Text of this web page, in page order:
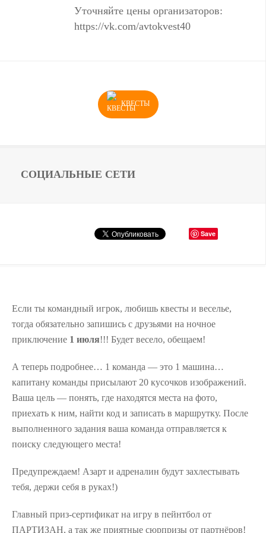
Уточняйте цены организаторов:
https://vk.com/avtokvest40
КВЕСТЫ
СОЦИАЛЬНЫЕ СЕТИ
Save
Если ты командный игрок, любишь квесты и веселье,
тогда обязательно запишись с друзьями на ночное
приключение 1 июля!!! Будет весело, обещаем!
А теперь подробнее… 1 команда — это 1 машина…
капитану команды присылают 20 кусочков изображений.
Ваша цель — понять, где находятся места на фото,
приехать к ним, найти код и записать в маршрутку. После
выполненного задания ваша команда отправляется к
поиску следующего места!
Предупреждаем! Азарт и адреналин будут захлестывать
тебя, держи себя в руках!)
Главный приз-сертификат на игру в пейнтбол от
ПАРТИЗАН, а так же приятные сюрпризы от партнёров!